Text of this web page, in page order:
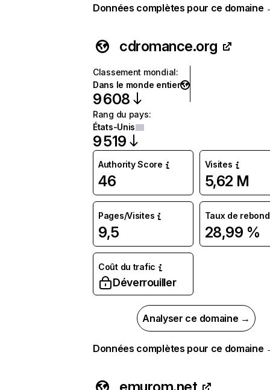
Données complètes pour ce domaine
cdromance.org
Classement mondial:
Dans le monde entier
9 608
Rang du pays:
États-Unis
9 519
Authority Score
46
Visites
5,62 M
Pages/Visites
9,5
Taux de rebond
28,99 %
Coût du trafic
Déverrouiller
Analyser ce domaine →
Données complètes pour ce domaine